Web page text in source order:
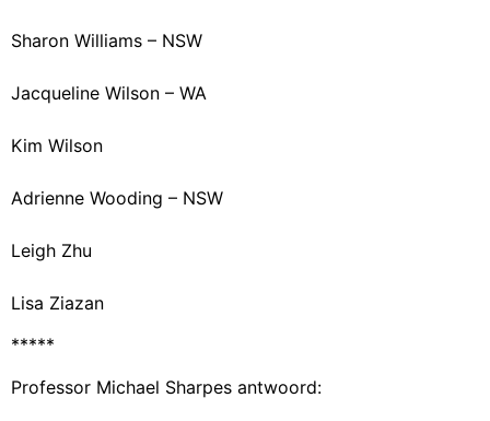
Sharon Williams – NSW
Jacqueline Wilson – WA
Kim Wilson
Adrienne Wooding – NSW
Leigh Zhu
Lisa Ziazan
*****
Professor Michael Sharpes antwoord: